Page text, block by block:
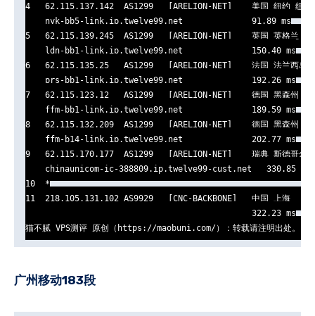
4   62.115.137.142  AS1299   [ARELION-NET]    美国 纽约 纽
    nyk-bb5-link.ip.twelve99.net              91.89 ms
5   62.115.139.245  AS1299   [ARELION-NET]    英国 英格兰
    ldn-bb1-link.ip.twelve99.net              150.40 ms
6   62.115.135.25   AS1299   [ARELION-NET]    法国 法兰西
    prs-bb1-link.ip.twelve99.net              192.26 ms
7   62.115.123.12   AS1299   [ARELION-NET]    德国 黑森州 美
    ffm-bb1-link.ip.twelve99.net              189.59 ms
8   62.115.132.209  AS1299   [ARELION-NET]    德国 黑森州
    ffm-b14-link.ip.twelve99.net              202.77 ms
9   62.115.170.177  AS1299   [ARELION-NET]    瑞典 斯德哥尔
    chinaunicom-ic-388809.ip.twelve99-cust.net   330.85 ms
10  *
11  218.105.131.102 AS9929   [CNC-BACKBONE]   中国 上海
                                              322.23 ms
猫不腻 VPS测评 原创（https://maobuni.com/）：转载请注明出处。
广州移动183段